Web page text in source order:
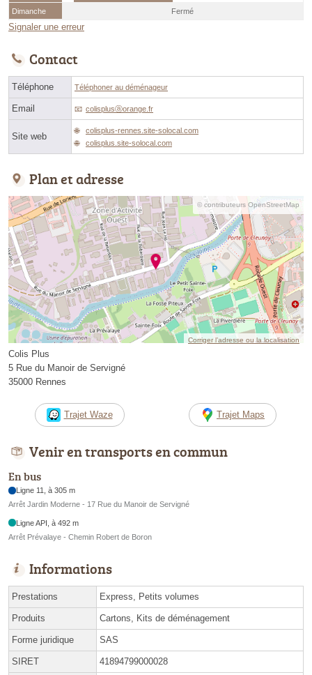
Dimanche
Fermé
Signaler une erreur
Contact
Téléphone Téléphoner au déménageur
Email colisplusⓐorange.fr
Site web
colisplus-rennes.site-solocal.com
colisplus.site-solocal.com
Plan et adresse
© contributeurs OpenStreetMap
Corriger l’adresse ou la localisation
Colis Plus
5 Rue du Manoir de Servigné
35000 Rennes
Trajet Waze Trajet Maps
Venir en transports en commun
En bus
Ligne 11, à 305 m
Arrêt Jardin Moderne - 17 Rue du Manoir de Servigné
Ligne API, à 492 m
Arrêt Prévalaye - Chemin Robert de Boron
Informations
Prestations Express, Petits volumes
Produits Cartons, Kits de déménagement
Forme juridique SAS
SIRET 41894799000028